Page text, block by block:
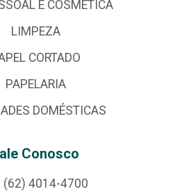
E COSMÉTICA
LIMPEZA
CORTADO
PAPELARIA
DOMÉSTICAS
Conosco
(62) 4014-4700